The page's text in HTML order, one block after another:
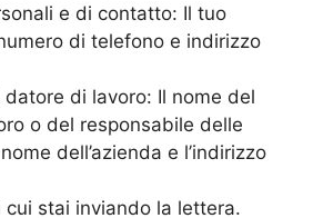
e di contatto: Il tuo
di telefono e indirizzo
di lavoro: Il nome del
o del responsabile delle
dell’azienda e l’indirizzo
stai inviando la lettera.